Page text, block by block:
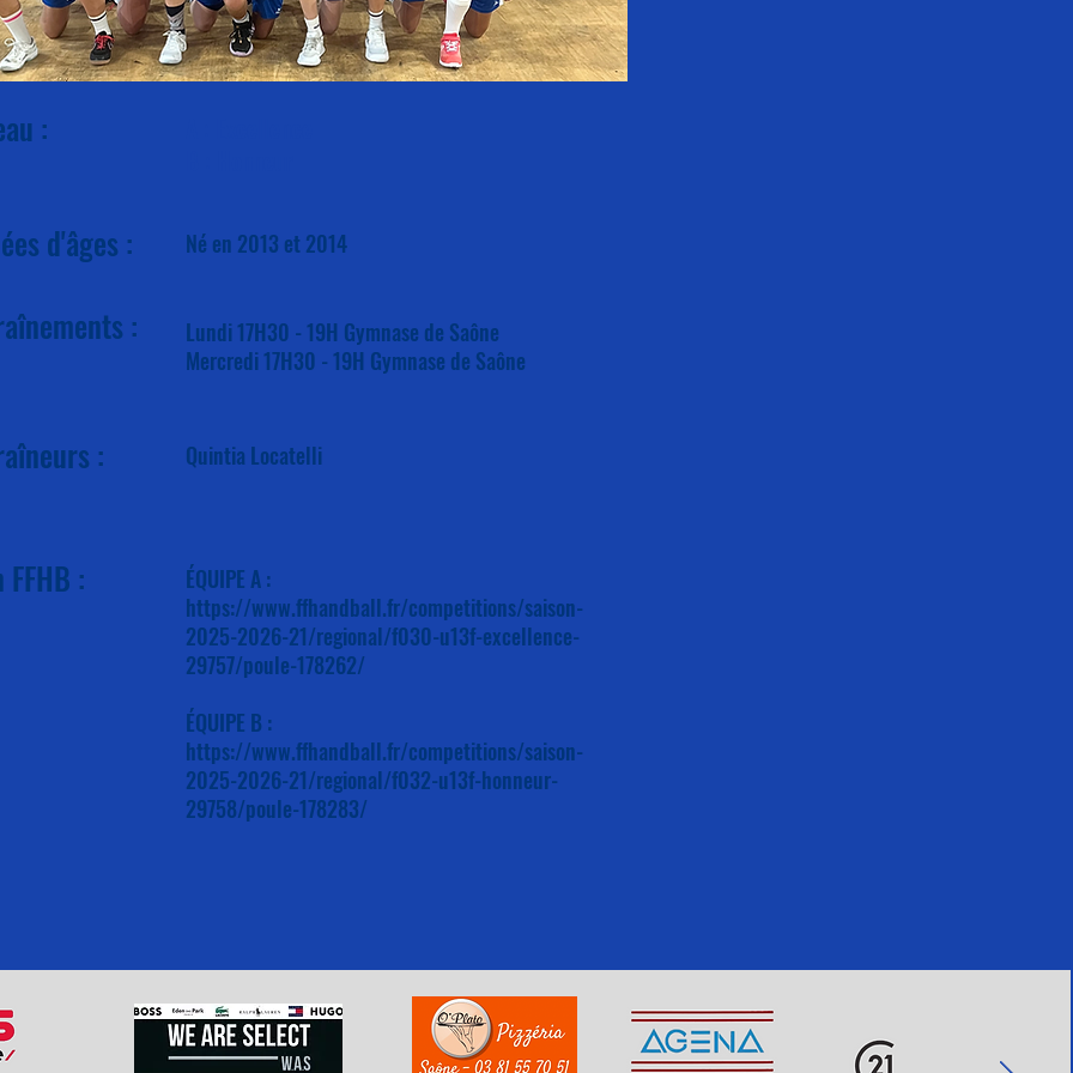
:
d'âges : Né en 2013 et 2014
:
Lundi 17H30 - 19H Gymnase de Saône
Mercredi 17H30 - 19H Gymnase de Saône
: Quintia Locatelli
:
ÉQUIPE A :
https://www.ffhandball.fr/competitions/saison-
2025-2026-21/regional/f030-u13f-excellence-
29757/poule-178262/
ÉQUIPE B :
https://www.ffhandball.fr/competitions/saison-
2025-2026-21/regional/f032-u13f-honneur-
29758/poule-178283/